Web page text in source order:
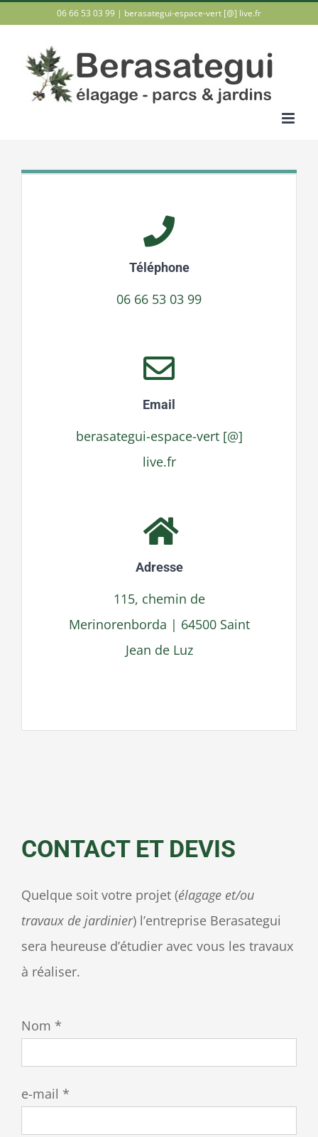
contenu
06 66 53 03 99 | berasategui-espace-vert [@] live.fr
Téléphone
06 66 53 03 99
Email
berasategui-espace-vert [@]
live.fr
Adresse
115, chemin de
Merinorenborda | 64500 Saint
Jean de Luz
CONTACT ET DEVIS
Quelque soit votre projet (élagage et/ou
travaux de jardinier) l’entreprise Berasategui
sera heureuse d’étudier avec vous les travaux
à réaliser.
Nom *
e-mail *